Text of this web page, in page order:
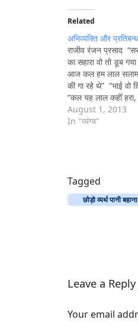
d
i
n
g
…
Related
अभिव्यक्ति और
राजीव रंजन प्रसाद
का सहारा वो तो डूब
आज कल हम लाल
की गा रहे थे” “भाई वो
“कल यह लाल कहीं हरा,
August 1, 2013
In "व्यंग्य"
Tagged
छोड़ो व्यर्थ पानी
Leave a Reply
Your email